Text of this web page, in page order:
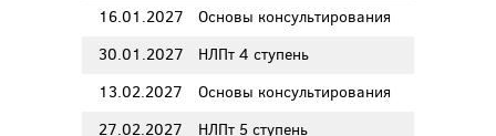
16.01.2027
Основы консультирования
30.01.2027
НЛПт 4 ступень
13.02.2027
Основы консультирования
27.02.2027
НЛПт 5 ступень